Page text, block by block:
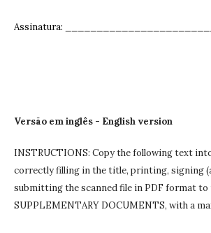
Assinatura:
Versão em inglês - English version
INSTRUCTIONS: Copy the following text
correctly filling in the title, printing, signing
submitting the scanned file in PDF format to
SUPPLEMENTARY DOCUMENTS, with a